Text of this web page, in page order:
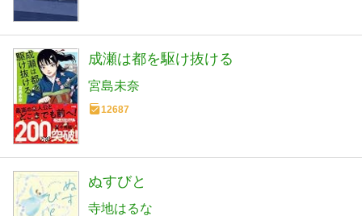
成瀬は都を駆け抜ける
宮島未奈
12687
ぬすびと
寺地はるな